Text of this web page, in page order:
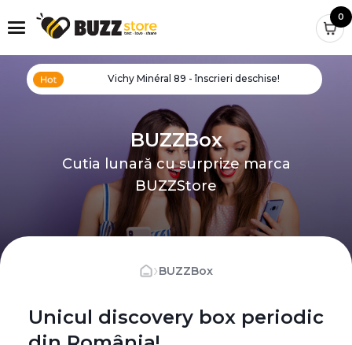
0
Vichy Minéral 89 - înscrieri deschise!
BUZZBox
Cutia lunară cu surprize marca
BUZZStore
›BUZZBox
Unicul discovery box periodic